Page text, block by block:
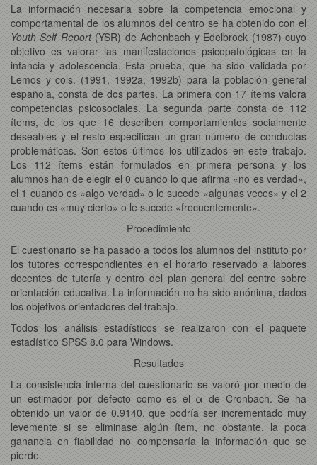
La información necesaria sobre la competencia emocional y
comportamental de los alumnos del centro se ha obtenido con el
Youth Self Report (YSR) de Achenbach y Edelbrock (1987) cuyo
objetivo es valorar las manifestaciones psicopatológicas en la
infancia y adolescencia. Esta prueba, que ha sido validada por
Lemos y cols. (1991, 1992a, 1992b) para la población general
española, consta de dos partes. La primera con 17 ítems valora
competencias psicosociales. La segunda parte consta de 112
ítems, de los que 16 describen comportamientos socialmente
deseables y el resto especifican un gran número de conductas
problemáticas. Son estos últimos los utilizados en este trabajo.
Los 112 ítems están formulados en primera persona y los
alumnos han de elegir el 0 cuando lo que afirma «no es verdad»,
el 1 cuando es «algo verdad» o le sucede «algunas veces» y el 2
cuando es «muy cierto» o le sucede «frecuentemente».
Procedimiento
El cuestionario se ha pasado a todos los alumnos del instituto por
los tutores correspondientes en el horario reservado a labores
docentes de tutoría y dentro del plan general del centro sobre
orientación educativa. La información no ha sido anónima, dados
los objetivos orientadores del trabajo.
Todos los análisis estadísticos se realizaron con el paquete
estadístico SPSS 8.0 para Windows.
Resultados
La consistencia interna del cuestionario se valoró por medio de
un estimador por defecto como es el α de Cronbach. Se ha
obtenido un valor de 0.9140, que podría ser incrementado muy
levemente si se eliminase algún ítem, no obstante, la poca
ganancia en fiabilidad no compensaría la información que se
pierde.